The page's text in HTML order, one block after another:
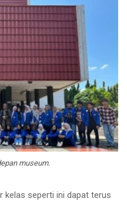
museum.
kelas seperti ini dapat terus